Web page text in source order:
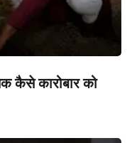
कैसे कारोबार को